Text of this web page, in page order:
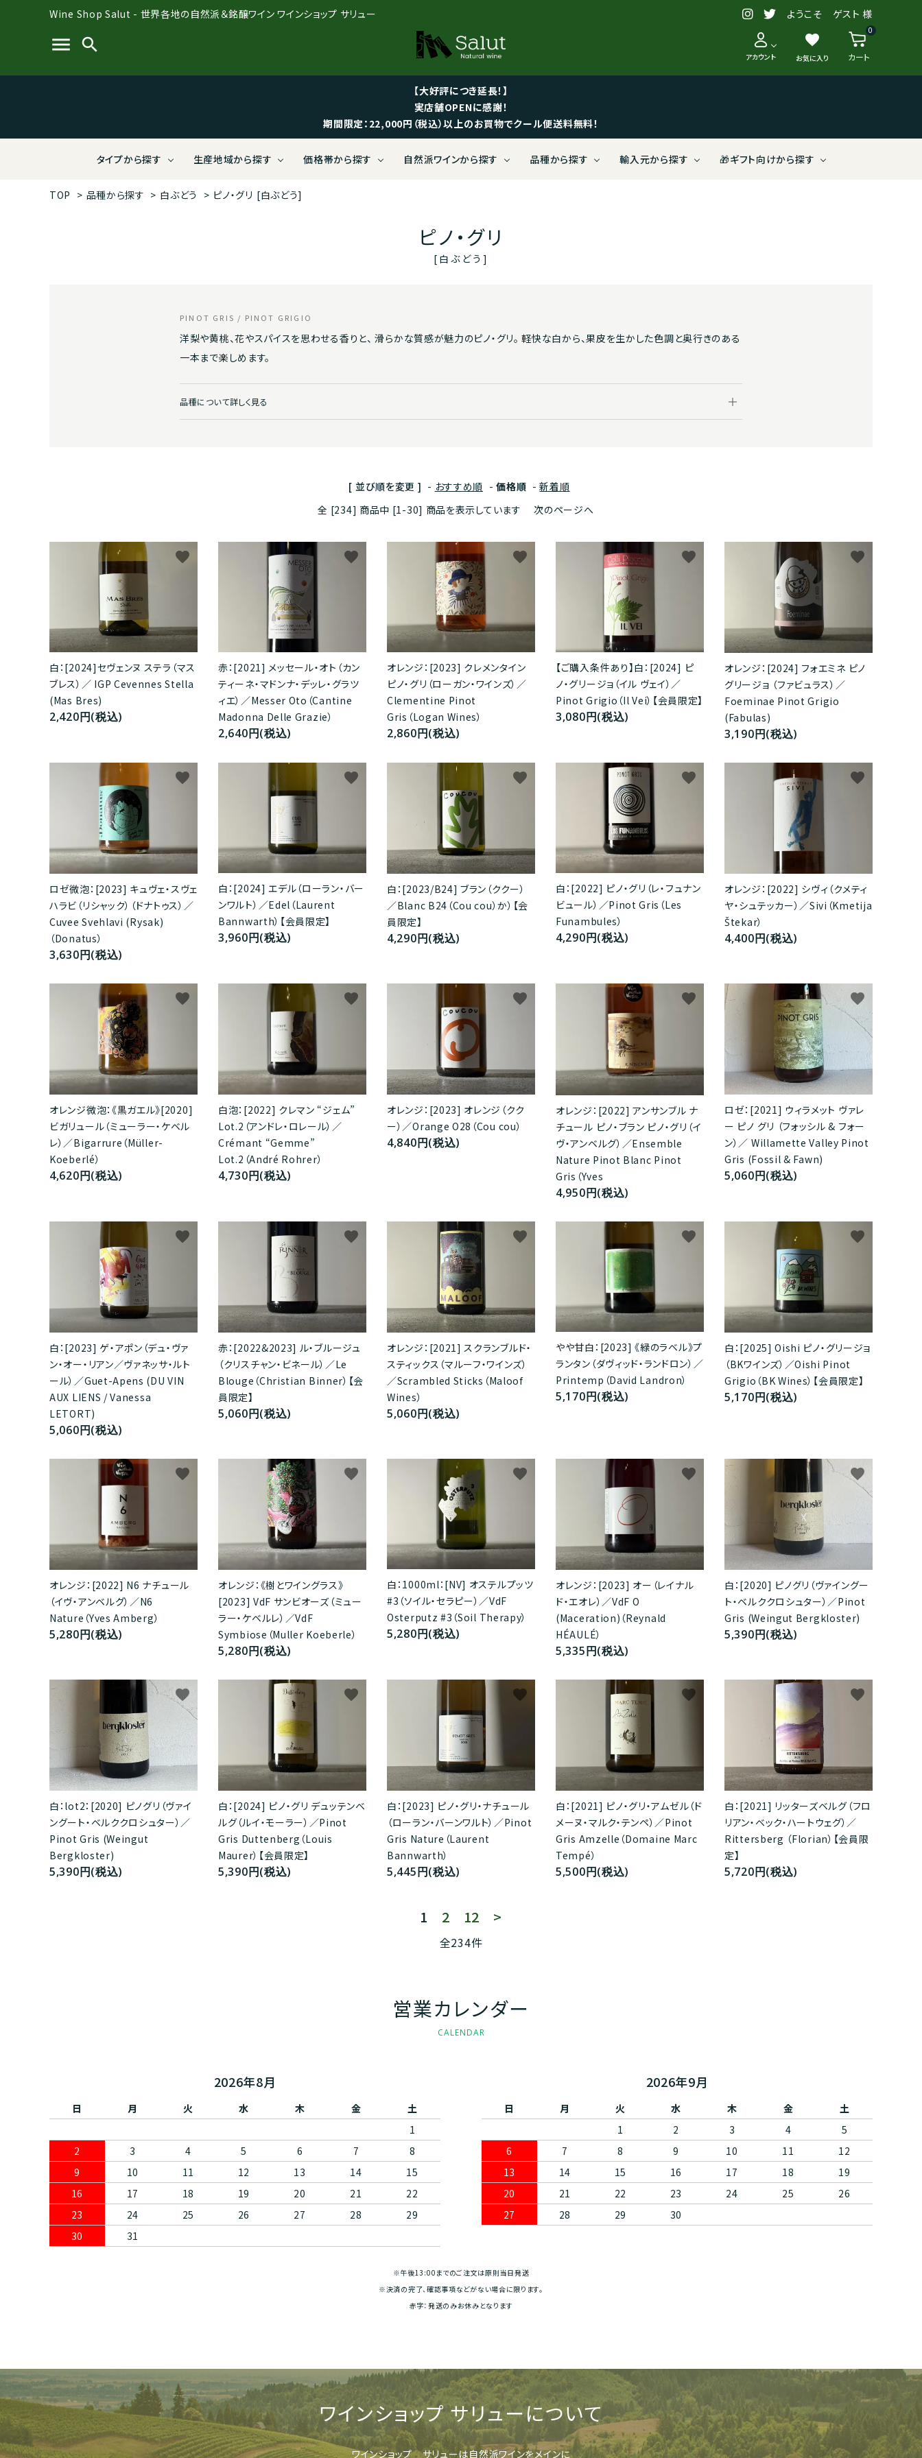
Wine Shop Salut - 世界各地の自然派＆銘醸ワイン ワインショップ サリュー ようこそ ゲスト 様
menu search
アカウント
favorite
お気に入り
0
カート
【大好評につき延長！】
実店舗OPENに感謝！
期間限定：22,000円（税込）以上のお買物でクール便送料無料！
タイプから探す
途】（限定ワイン）
黄ワイン
シードルetc（その他果実酒）
生産地域から探す
ドイツ
スロヴェニア 日本 ニュージーランド
チェコ ハンガリー スロヴァキア
価格帯から探す
5,000～5,999円
30,000円以上
自然派ワインから探す
サステーナブル農法
品種から探す 輸入元から探す
日仏商事株式会社
株式会社W eVino 株式会社SOU
有限会社円山屋今村昇平商店 トレジャーフロムネイチャー テラヴェール株式会社 有限会社小川正見＆Co.
株式会社ラ・グリュー recife celler V
LE ONE株式会社 株式会社Amz be good friend （株）エイ・ダヴリュー・エイ
クラインアバワイン 株式会社モトックス Vin Du Mi
🎁ギフト向けから探す
TOP > 品種から探す > 白ぶどう > ピノ・グリ [白ぶどう]
ピノ・グリ
[白ぶどう]
PINOT GRIS / PINOT GRIGIO
洋梨や黄桃、花やスパイスを思わせる香りと、 滑らかな質感が魅力のピノ・グリ。 軽快な白から、果皮を生かした色調と奥行きのある
一本まで楽しめます。
品種について詳しく見る
[ 並び順を変更 ] - おすすめ順 -価格順 -新着順
全 [234] 商品中 [1-30] 商品を表示しています
次のページへ
白：[2024]セヴェンヌ ステラ（マス
ブレス）／ IGP Cevennes Stella
(Mas Bres)
2,420円(税込)
favorite
赤：[2021] メッセール・オト（カン
ティーネ・マドンナ・デッレ・グラツ
ィエ）／Messer Oto（Cantine
Madonna Delle Grazie）
2,640円(税込)
favorite
オレンジ：[2023] クレメンタイン
ピノ・グリ（ローガン・ワインズ）／
Clementine Pinot
Gris（Logan Wines）
2,860円(税込)
favorite
【ご購入条件あり】白：[2024] ピ
ノ・グリージョ（イル ヴェイ）／
Pinot Grigio（Il Vei）【会員限定】
3,080円(税込)
favorite
オレンジ：[2024] フォエミネ ピノ
グリージョ （ファビュラス）／
Foeminae Pinot Grigio
(Fabulas)
3,190円(税込)
favorite
ロゼ微泡：[2023] キュヴェ・スヴェ
ハラビ（リシャック）（ドナトゥス）／
Cuvee Svehlavi (Rysak)
（Donatus）
3,630円(税込)
favorite
白：[2024] エデル（ローラン・バー
ンワルト）／Edel（Laurent
Bannwarth）【会員限定】
3,960円(税込)
favorite
白：[2023/B24] ブラン（ククー）
／Blanc B24（Cou cou）か）【会
員限定】
4,290円(税込)
favorite
白：[2022] ピノ・グリ（レ・フュナン
ビュール）／Pinot Gris（Les
Funambules）
4,290円(税込)
favorite
オレンジ：[2022] シヴィ（クメティ
ヤ・シュテッカー）／Sivi（Kmetija
Štekar）
4,400円(税込)
favorite
オレンジ微泡：《黒ガエル》[2020]
ビガリュール（ミューラー・ケベル
レ）／Bigarrure（Müller-
Koeberlé）
4,620円(税込)
favorite
白泡：[2022] クレマン “ジェム”
Lot.2（アンドレ・ロレール）／
Crémant “Gemme”
Lot.2（André Rohrer）
4,730円(税込)
favorite
オレンジ：[2023] オレンジ（クク
ー）／Orange O28（Cou cou）
4,840円(税込)
favorite
オレンジ：[2022] アンサンブル ナ
チュール ピノ・ブラン ピノ・グリ（イ
ヴ・アンベルグ）／Ensemble
Nature Pinot Blanc Pinot
Gris（Yves
4,950円(税込)
favorite
ロゼ：[2021] ウィラメット ヴァレ
ー ピノ グリ （フォッシル & フォー
ン）／ Willamette Valley Pinot
Gris (Fossil & Fawn)
5,060円(税込)
favorite
白：[2023] ゲ・アポン（デュ・ヴァ
ン・オー・リアン／ヴァネッサ・ルト
ール）／Guet-Apens (DU VIN
AUX LIENS / Vanessa
LETORT)
5,060円(税込)
favorite
赤：[2022&2023] ル・ブルージュ
（クリスチャン・ビネール）／Le
Blouge（Christian Binner）【会
員限定】
5,060円(税込)
favorite
オレンジ：[2021] スクランブルド・
スティックス（マルーフ・ワインズ）
／Scrambled Sticks（Maloof
Wines）
5,060円(税込)
favorite
やや甘白：[2023] 《緑のラベル》プ
ランタン（ダヴィッド・ランドロン）／
Printemp（David Landron）
5,170円(税込)
favorite
白：[2025] Oishi ピノ・グリージョ
（BKワインズ）／Oishi Pinot
Grigio（BK Wines）【会員限定】
5,170円(税込)
favorite
オレンジ：[2022] N6 ナチュール
（イヴ・アンベルグ）／N6
Nature（Yves Amberg）
5,280円(税込)
favorite
オレンジ：《樹とワイングラス》
[2023] VdF サンビオーズ（ミュー
ラー・ケベルレ）／VdF
Symbiose（Muller Koeberle）
5,280円(税込)
favorite
白：1000ml：[NV] オステルプッツ
#3（ソイル・セラピー）／VdF
Osterputz #3（Soil Therapy）
5,280円(税込)
favorite
オレンジ：[2023] オー（レイナル
ド・エオレ）／VdF O
(Maceration)（Reynald
HÉAULÉ）
5,335円(税込)
favorite
白：[2020] ピノグリ（ヴァイングー
ト・ベルククロシュター）／Pinot
Gris (Weingut Bergkloster)
5,390円(税込)
favorite
白：lot2：[2020] ピノグリ（ヴァイ
ングート・ベルククロシュター）／
Pinot Gris (Weingut
Bergkloster)
5,390円(税込)
favorite
白：[2024] ピノ・グリ デュッテンベ
ルグ（ルイ・モーラー）／Pinot
Gris Duttenberg（Louis
Maurer）【会員限定】
5,390円(税込)
favorite
白：[2023] ピノ・グリ・ナチュール
（ローラン・バーンワルト）／Pinot
Gris Nature（Laurent
Bannwarth）
5,445円(税込)
favorite
白：[2021] ピノ・グリ・アムゼル（ド
メーヌ・マルク・テンペ）／Pinot
Gris Amzelle（Domaine Marc
Tempé）
5,500円(税込)
favorite
白：[2021] リッターズベルグ（フロ
リアン・ベック・ハートウェグ）／
Rittersberg （Florian）【会員限
定】
5,720円(税込)
favorite
1 2 12 >
全234件
営業カレンダー
CALENDAR
2026年8月
日 月 火 水 木 金
土
1
2
3 4 5 6 7
8
9
10 11 12 13 14
15
16
17 18 19 20 21
22
23
24 25 26 27 28
29
30
31
2026年9月
日 月 火 水 木 金
土
1
2 3 4
5
6
7 8 9 10 11
12
13
14 15 16 17 18
19
20
21 22 23 24 25
26
27
28 29 30
※午後13:00までのご注文は原則当日発送
※決済の完了、確認事項などがない場合に限ります。
赤字：発送のみお休みとなります
ワインショップサリューについて
ワインショップ サリューは自然派ワインをメインに